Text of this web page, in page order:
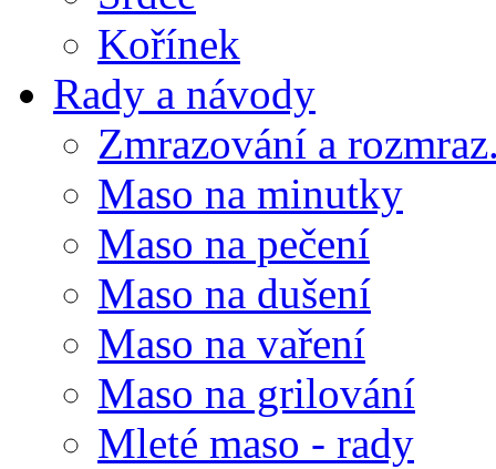
Kořínek
Rady a návody
Zmrazování a
Maso na minutky
Maso na pečení
Maso na dušení
Maso na vaření
Maso na grilování
Mleté maso - rady